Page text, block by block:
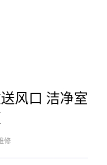
风口 洁净室
修